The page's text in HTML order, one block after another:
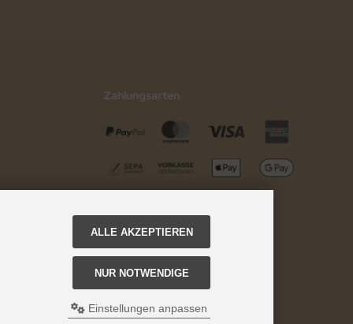
Zahlungsarten
ALLE AKZEPTIEREN
NUR NOTWENDIGE
Einstellungen anpassen